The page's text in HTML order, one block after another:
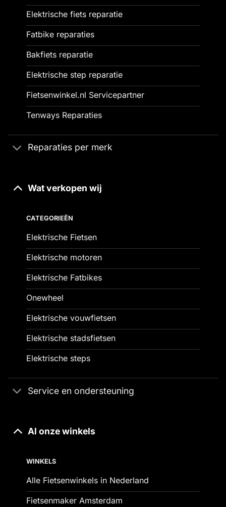
Elektrische fiets reparatie
Fatbike reparaties
Bakfiets reparatie
Elektrische step reparatie
Fietsenwinkel.nl Servicepartner
Tenways Reparaties
Reparaties per merk
Wat verkopen wij
CATEGORIEËN
Elektrische Fietsen
Elektrische motoren
Elektrische Fatbikes
Onewheel
Elektrische vouwfietsen
Elektrische stadsfietsen
Elektrische steps
Service en ondersteuning
Al onze winkels
WINKELS
Alle Fietsenwinkels in Nederland
Fietsenmaker Amsterdam